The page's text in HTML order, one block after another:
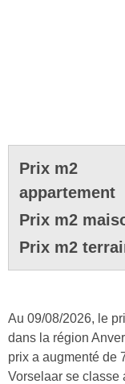
Prix m2
appartement
Prix m2
Prix m2
Au 09/08/2026, le
dans la région
prix a augmenté de
Vorselaar se classe